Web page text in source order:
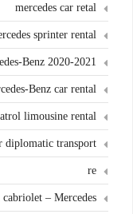
mercedes car retal
sprinter rental
Benz 2020-2021
Benz car rental
limousine rental
diplomatic transport
re
cabriolet – Mercedes